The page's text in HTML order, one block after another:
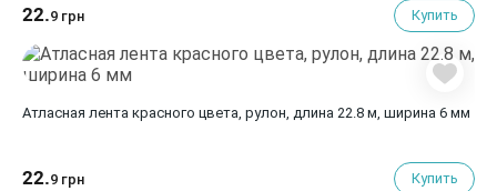
22.9 грн Купить
Атласная лента красного цвета, рулон, длина 22.8 м, ширина 6 мм
22.9 грн Купить